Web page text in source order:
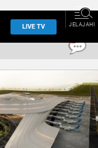
LIVE TV JELAJAHI